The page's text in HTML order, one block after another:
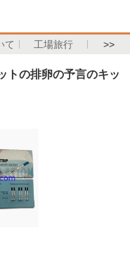
て 工場旅行 >>
トの排卵の予言のキッ